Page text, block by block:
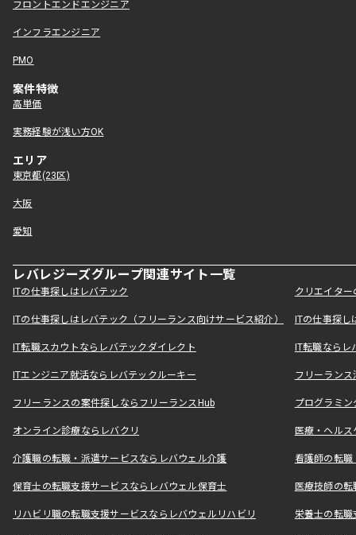
フロントエンドエンジニア
インフラエンジニア
PMO
案件特徴
高単価
実務経験が浅い方OK
エリア
東京都(23区)
大阪
愛知
レバレジーズグループ関連サイト一覧
ITの仕事探しはレバテック クリエイタ
ITの仕事探しはレバテック（フリーランス向けサービス紹介） ITの仕事探
IT転職スカウトならレバテックダイレクト IT転職なら
ITエンジニア就活ならレバテックルーキー フリーラン
フリーランスの案件探しならフリーランスHub プログラミ
オンライン診療ならレバクリ 医療・ヘル
介護職の転職・派遣サービスならレバウェル介護 看護師の転
保育士の転職支援サービスならレバウェル保育士 医療技師の
リハビリ職の転職支援サービスならレバウェルリハビリ 栄養士の転